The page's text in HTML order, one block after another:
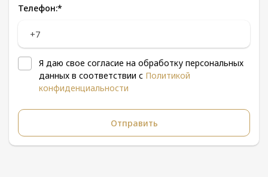
Телефон:*
Я даю свое согласие на обработку персональных
данных в соответствии с Политикой
конфиденциальности